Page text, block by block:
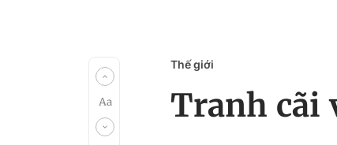
Thế giới
Tranh cãi